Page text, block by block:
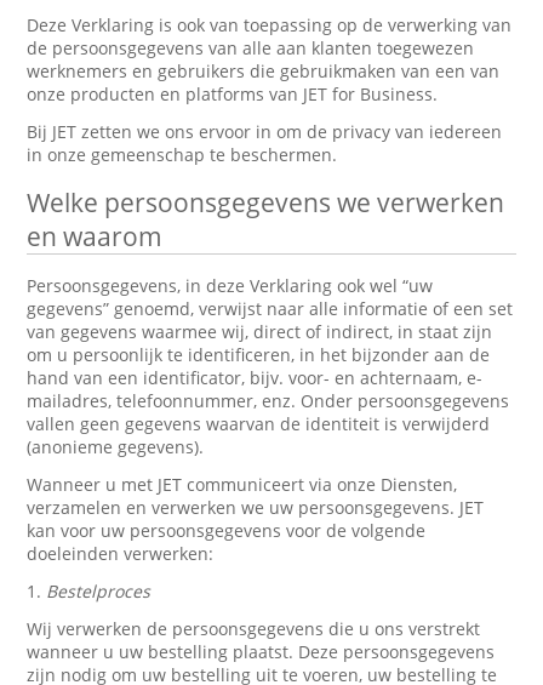
Deze Verklaring is ook van toepassing op de verwerking van
de persoonsgegevens van alle aan klanten toegewezen
werknemers en gebruikers die gebruikmaken van een van
onze producten en platforms van JET for Business.
Bij JET zetten we ons ervoor in om de privacy van iedereen
in onze gemeenschap te beschermen.
Welke persoonsgegevens we verwerken
en waarom
Persoonsgegevens, in deze Verklaring ook wel “uw
gegevens” genoemd, verwijst naar alle informatie of een set
van gegevens waarmee wij, direct of indirect, in staat zijn
om u persoonlijk te identificeren, in het bijzonder aan de
hand van een identificator, bijv. voor- en achternaam, e-
mailadres, telefoonnummer, enz. Onder persoonsgegevens
vallen geen gegevens waarvan de identiteit is verwijderd
(anonieme gegevens).
Wanneer u met JET communiceert via onze Diensten,
verzamelen en verwerken we uw persoonsgegevens. JET
kan voor uw persoonsgegevens voor de volgende
doeleinden verwerken:
1. Bestelproces
Wij verwerken de persoonsgegevens die u ons verstrekt
wanneer u uw bestelling plaatst. Deze persoonsgegevens
zijn nodig om uw bestelling uit te voeren, uw bestelling te